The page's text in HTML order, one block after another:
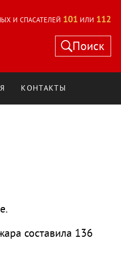
И СПАСАТЕЛЕЙ 101 ИЛИ 112
Поиск
КОНТАКТЫ
составила 136